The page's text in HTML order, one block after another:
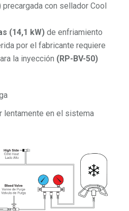
con sellador Cool
(14,1 kW) de enfriamiento
por el fabricante requiere
la inyección (RP-BV-50)
lentamente en el sistema